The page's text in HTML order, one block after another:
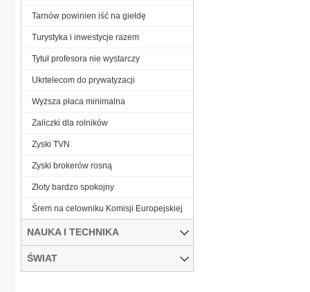
Tarnów powinien iść na giełdę
Turystyka i inwestycje razem
Tytuł profesora nie wystarczy
Ukrtelecom do prywatyzacji
Wyższa płaca minimalna
Zaliczki dla rolników
Zyski TVN
Zyski brokerów rosną
Złoty bardzo spokojny
Śrem na celowniku Komisji Europejskiej
NAUKA I TECHNIKA
ŚWIAT